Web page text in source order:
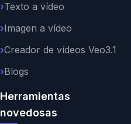
Texto a vídeo
Imagen a vídeo
Creador de vídeos Veo3.1
Blogs
Herramientas
novedosas